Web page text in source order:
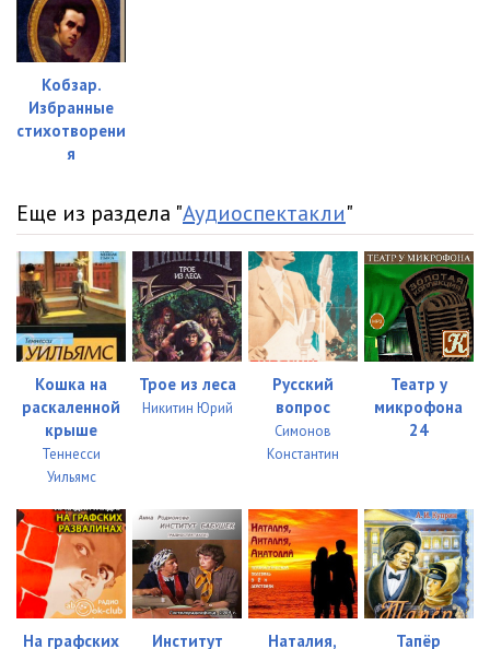
Кобзар.
Избранные
стихотворени
я
Еще из раздела "Аудиоспектакли"
Кошка на
раскаленной
крыше
Теннесси
Уильямс
Трое из леса
Никитин Юрий
Русский
вопрос
Симонов
Константин
Театр у
микрофона
24
На графских Институт Наталия, Тапёр